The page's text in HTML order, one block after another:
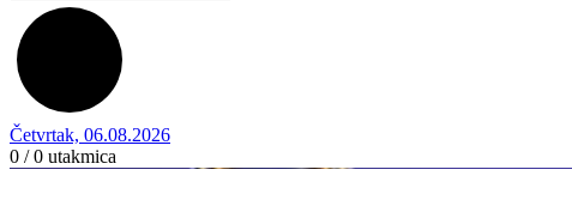
Četvrtak, 06.08.2026
0 / 0 utakmica